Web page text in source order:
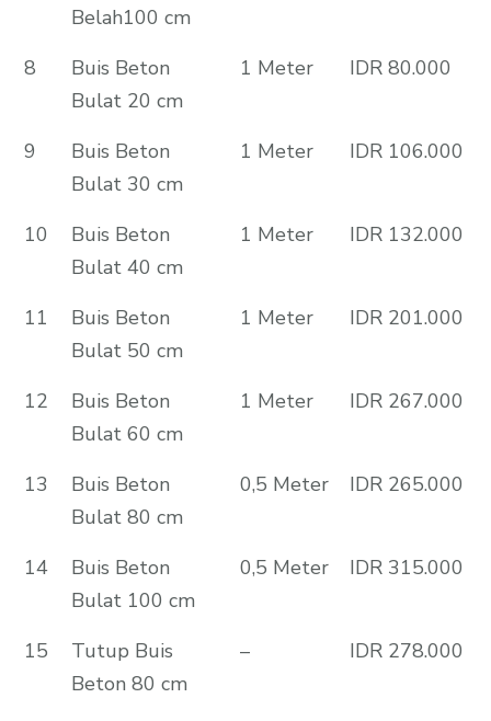
Belah100 cm
8
Buis Beton
Bulat 20 cm
1 Meter IDR 80.000
9
Buis Beton
Bulat 30 cm
1 Meter IDR 106.000
10
Buis Beton
Bulat 40 cm
1 Meter IDR 132.000
11
Buis Beton
Bulat 50 cm
1 Meter IDR 201.000
12
Buis Beton
Bulat 60 cm
1 Meter IDR 267.000
13
Buis Beton
Bulat 80 cm
0,5 Meter IDR 265.000
14
Buis Beton
Bulat 100 cm
0,5 Meter IDR 315.000
15
Tutup Buis
Beton 80 cm
– IDR 278.000